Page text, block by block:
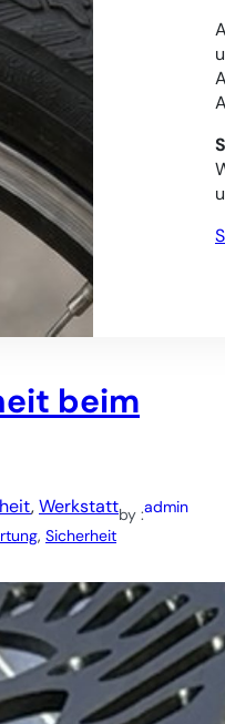
und starke
verschleißen können,
lassen.
beim
, Werkstattby :admin
, Sicherheit